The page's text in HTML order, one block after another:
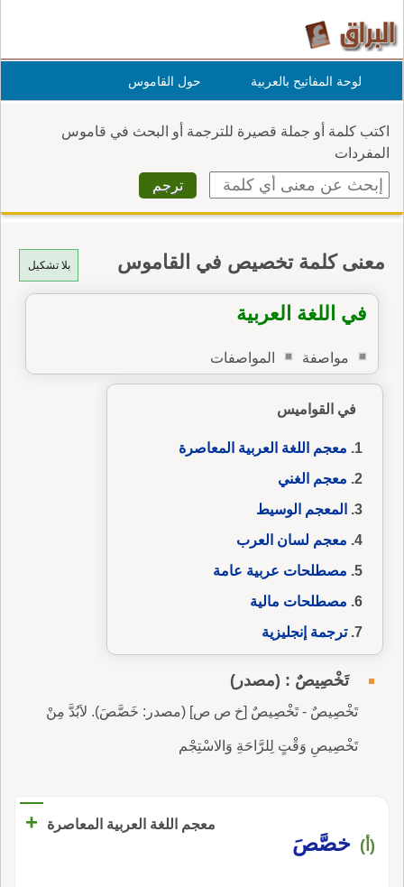
لوحة المفاتيح بالعربية حول القاموس
اكتب كلمة أو جملة قصيرة للترجمة أو البحث في قاموس
المفردات
بلا تشكيل معنى كلمة تخصيص في القاموس
في اللغة العربية
مواصفة المواصفات
في القواميس
معجم اللغة العربية المعاصرة
معجم الغني
المعجم الوسيط
معجم لسان العرب
مصطلحات عربية عامة
مصطلحات مالية
ترجمة إنجليزية
تَخْصِيصٌ : (مصدر)
تَخْصِيصٌ - تَخْصِيصٌ [خ ص ص] (مصدر: خَصَّصَ). لاَبُدَّ مِنْ
تَخْصِيصِ وَقْتٍ لِلرَّاحَةِ وَالاسْتِجْم
معجم اللغة العربية المعاصرة +
(أ) خصَّصَ